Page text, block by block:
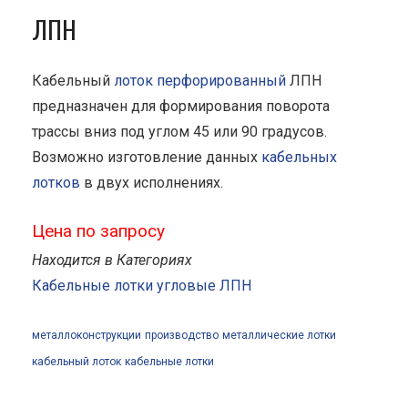
ЛПН
Кабельный лоток перфорированный ЛПН
предназначен для формирования поворота
трассы вниз под углом 45 или 90 градусов.
Возможно изготовление данных кабельных
лотков в двух исполнениях.
Цена по запросу
Находится в Категориях
Кабельные лотки угловые ЛПН
металлоконструкции производство металлические лотки
кабельный лоток кабельные лотки